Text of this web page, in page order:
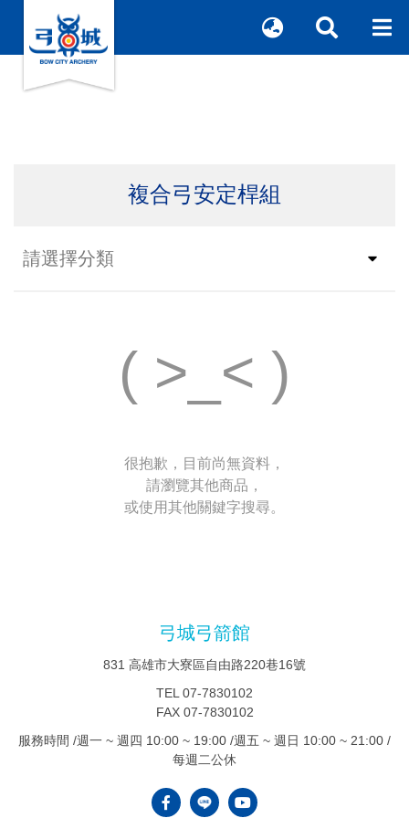
複合弓安定桿組
( >_< )
很抱歉，目前尚無資料，
請瀏覽其他商品，
或使用其他關鍵字搜尋。
弓城弓箭館
831 高雄市大寮區自由路220巷16號
TEL 07-7830102
FAX 07-7830102
服務時間 /週一 ~ 週四 10:00 ~ 19:00 /週五 ~ 週日 10:00 ~ 21:00 /
每週二公休